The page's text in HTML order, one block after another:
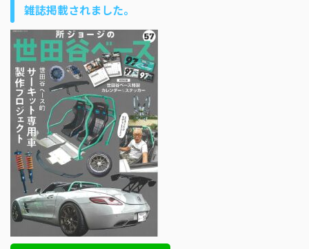
雑誌掲載されました。